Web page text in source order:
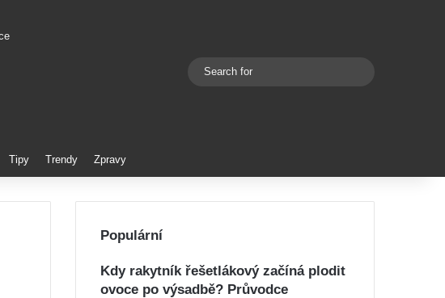
Switch skin
Tipy Trendy Zpravy
Populární
Kdy rakytník řešetlákový začíná plodit
ovoce po výsadbě? Průvodce